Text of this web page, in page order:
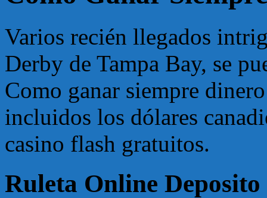
Varios recién llegados
Derby de Tampa Bay, se
Como ganar siempre
incluidos los dólares
casino flash gratuitos.
Ruleta Online